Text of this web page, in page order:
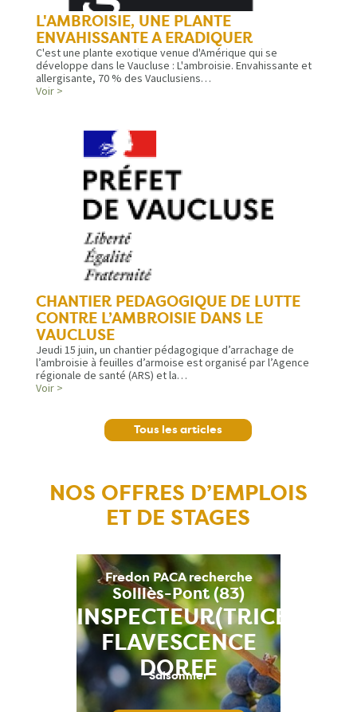
L'AMBROISIE, UNE PLANTE
ENVAHISSANTE A ERADIQUER
C'est une plante exotique venue d'Amérique qui se
développe dans le Vaucluse : L'ambroisie. Envahissante et
allergisante, 70 % des Vauclusiens…
Voir >
CHANTIER PEDAGOGIQUE DE LUTTE
CONTRE L’AMBROISIE DANS LE
VAUCLUSE
Jeudi 15 juin, un chantier pédagogique d’arrachage de
l’ambroisie à feuilles d’armoise est organisé par l’Agence
régionale de santé (ARS) et la…
Voir >
Tous les articles
NOS OFFRES D’EMPLOIS
ET DE STAGES
Fredon PACA recherche
INSPECTEUR(TRICE)
FLAVESCENCE
DOREE
Solliès-Pont (83)
Saisonnier